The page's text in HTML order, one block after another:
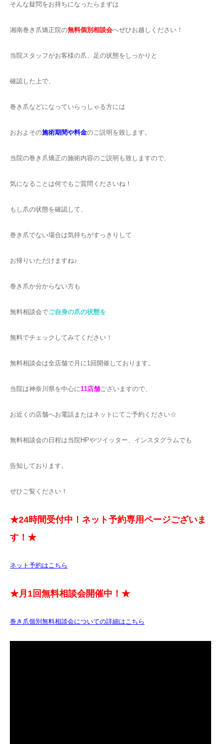
そんな疑問をお持ちになったらまずは
湘南巻き爪矯正院の無料個別相談会へぜひお越しください！
当院スタッフがお客様の爪、足の状態をしっかりと
確認した上で、
巻き爪などになっていらっしゃる方には
おおよその施術期間や料金のご説明を致します。
当院の巻き爪矯正の施術内容のご説明も致しますので、
気になることは何でもご質問くださいね！
もし爪の状態を確認して、
巻き爪でない場合は気持ちがすっきりして
お帰りいただけますね♪
巻き爪か分からない方も
無料相談会でご自身の爪の状態を
無料でチェックしてみてください！
無料相談会は全店舗で月に1回開催しております。
当院は神奈川県を中心に11店舗ございますので、
お近くの店舗へお電話またはネットにてご予約ください☆
無料相談会の日程は当院HPやツイッター、インスタグラムでも
告知しております。
ぜひご覧ください！
★24時間受付中！ネット予約専用ページございま
す！★
ネット予約はこちら
★月1回無料相談会開催中！★
巻き爪個別無料相談会についての詳細はこちら